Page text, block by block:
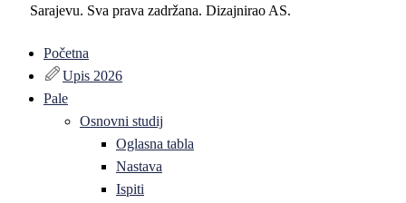
Sarajevu. Sva prava zadržana. Dizajnirao AS.
Početna
Upis 2026
Pale
Osnovni studij
Oglasna tabla
Nastava
Ispiti